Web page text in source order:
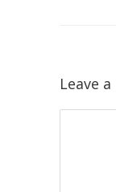
Leave